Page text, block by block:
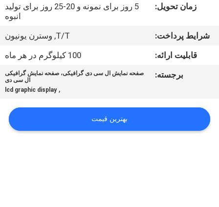
درخواست
نقل قول
زمان تحویل:
5 روز برای نمونه و 20-25 روز برای تولید
انبوه
شرایط پرداخت:
T/T, وسترن یونیون
قابلیت ارائه:
100 کیلوگرم در هر ماه
برجسته:
صفحه نمایش ال سی دی گرافیکی، صفحه نمایش گرافیکی
ال سی دی
,
lcd graphic display
بهترین قیمت